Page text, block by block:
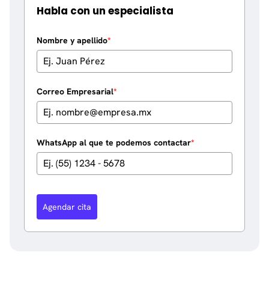
Habla con un especialista
Nombre y apellido*
Correo Empresarial*
WhatsApp al que te podemos contactar*
Agendar cita